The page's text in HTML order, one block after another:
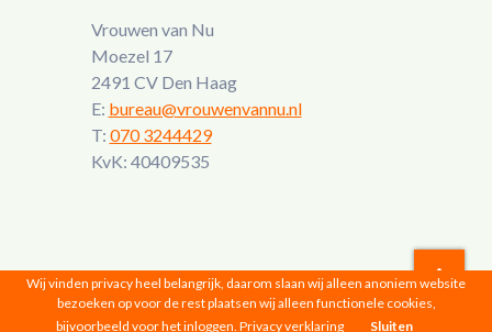
Vrouwen van Nu
Moezel 17
2491 CV Den Haag
E: bureau@vrouwenvannu.nl
T: 070 3244429
KvK: 40409535
Vrouwen van Nu © 2026 |Privacyverklaring
Wij vinden privacy heel belangrijk, daarom slaan wij alleen anoniem website
bezoeken op voor de rest plaatsen wij alleen functionele cookies,
bijvoorbeeld voor het inloggen. Privacy verklaring Sluiten